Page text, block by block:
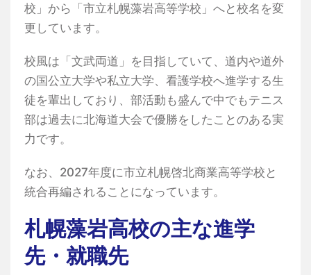
校」から「市立札幌藻岩高等学校」へと校名を変
更しています。
校風は「文武両道」を目指していて、道内や道外
の国公立大学や私立大学、看護学校へ進学する生
徒を輩出しており、部活動も盛んで中でもテニス
部は過去に北海道大会で優勝をしたことのある実
力です。
なお、2027年度に市立札幌啓北商業高等学校と
統合再編されることになっています。
札幌藻岩高校の主な進学
先・就職先